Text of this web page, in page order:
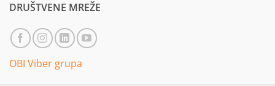
DRUŠTVENE MREŽE
OBI Viber grupa